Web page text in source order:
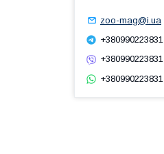
zoo-mag@i.ua
+380990223831
+380990223831
+380990223831